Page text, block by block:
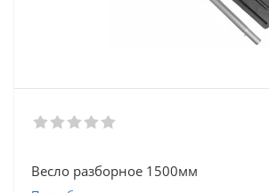
Весло разборное 1500мм